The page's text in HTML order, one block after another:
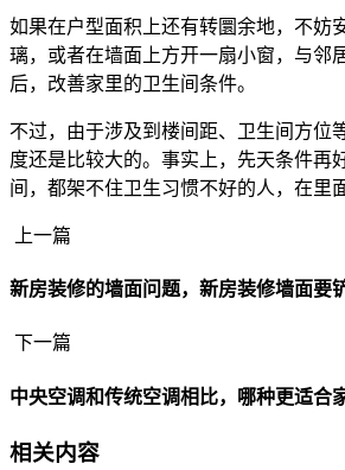
如果在户型面积上还有转圜余地，不妨
璃，或者在墙面上方开一扇小窗，与邻
后，改善家里的卫生间条件。
不过，由于涉及到楼间距、卫生间方位
度还是比较大的。事实上，先天条件再
间，都架不住卫生习惯不好的人，在里
上一篇
新房装修的墙面问题，新房装修墙面要
下一篇
中央空调和传统空调相比，哪种更适合
相关内容